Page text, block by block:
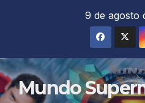
9 de agosto
Mundo